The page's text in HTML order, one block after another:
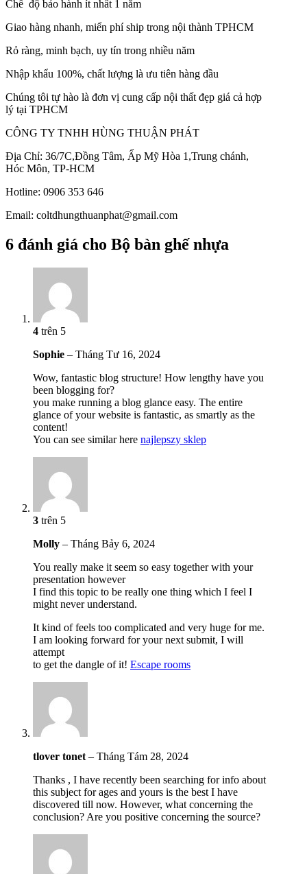
Chế độ bảo hành ít nhất 1 năm
Giao hàng nhanh, miển phí ship trong nội thành TPHCM
Rỏ ràng, minh bạch, uy tín trong nhiều năm
Nhập khẩu 100%, chất lượng là ưu tiên hàng đầu
Chúng tôi tự hào là đơn vị cung cấp nội thất đẹp giá cả hợp
lý tại TPHCM
CÔNG TY TNHH HÙNG THUẬN PHÁT
Địa Chỉ: 36/7C,Đồng Tâm, Ấp Mỹ Hòa 1,Trung chánh,
Hóc Môn, TP-HCM
Hotline: 0906 353 646
Email: coltdhungthuanphat@gmail.com
6 đánh giá cho Bộ bàn ghế nhựa
4 trên 5
Sophie – Tháng Tư 16, 2024
Wow, fantastic blog structure! How lengthy have you
been blogging for?
you make running a blog glance easy. The entire
glance of your website is fantastic, as smartly as the
content!
You can see similar here najlepszy sklep
3 trên 5
Molly – Tháng Bảy 6, 2024
You really make it seem so easy together with your
presentation however
I find this topic to be really one thing which I feel I
might never understand.
It kind of feels too complicated and very huge for me.
I am looking forward for your next submit, I will
attempt
to get the dangle of it! Escape rooms
tlover tonet – Tháng Tám 28, 2024
Thanks , I have recently been searching for info about
this subject for ages and yours is the best I have
discovered till now. However, what concerning the
conclusion? Are you positive concerning the source?